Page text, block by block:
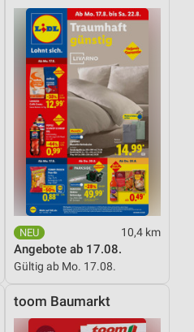
10,4 km
Angebote ab 17.08.
Gültig ab Mo. 17.08.
toom Baumarkt